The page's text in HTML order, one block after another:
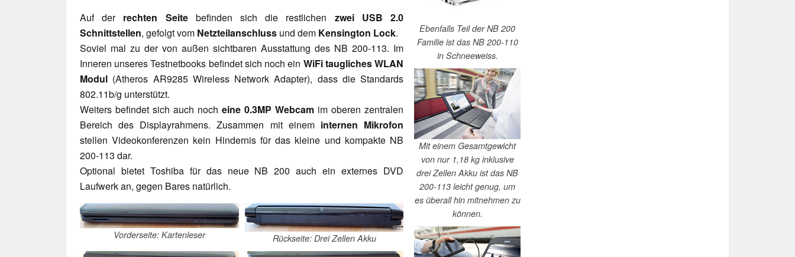
Auf der rechten Seitebefinden sich die restlichen zwei USB 2.0
Schnittstellen, gefolgt vom Netzteilanschluss und dem Kensington Lock.
Soviel mal zu der von außen sichtbaren Ausstattung des NB 200-113. Im
Inneren unseres Testnetbooks befindet sich noch ein WiFi taugliches WLAN
Modul (Atheros AR9285 Wireless Network Adapter), dass die Standards
802.11b/g unterstützt.
Weiters befindet sich auch noch eine 0.3MP Webcam im oberen zentralen
Bereich des Displayrahmens. Zusammen mit einem internen Mikrofon
stellen Videokonferenzen kein Hindernis für das kleine und kompakte NB
200-113 dar.
Optional bietet Toshiba für das neue NB 200 auch ein externes DVD
Laufwerk an, gegen Bares natürlich.
Vorderseite: Kartenleser Rückseite: Drei Zellen Akku
Ebenfalls Teil der NB 200
Familie ist das NB 200-110
in Schneeweiss.
Mit einem Gesamtgewicht
von nur 1,18 kg inklusive
drei Zellen Akku ist das NB
200-113 leicht genug, um
es überall hin mitnehmen zu
können.